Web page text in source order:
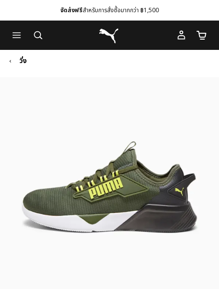
to
Main
content
to
Footer
Content
จัดส่งฟรีสำหรับการสั่งซื้อมากกว่า ฿1,500
Puma โฮม
จำนว
วิ่ง